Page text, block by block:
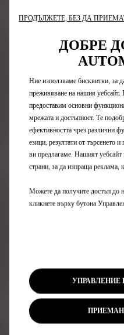
ПАКЕТ ЗА
ПРОДЪЛЖЕТЕ, БЕЗ ДА
ДОБРЕ
Ние използваме бисквитки, за
преживяване на нашия уебсайт.
предоставим основни
мрежата и достъпност. Те
ефективността чрез различни
езици, резултати от търсенето
ви предлагаме. Нашият
страни, за да изпраща реклама,
Можете да получите достъп до
кликнете върху бутона